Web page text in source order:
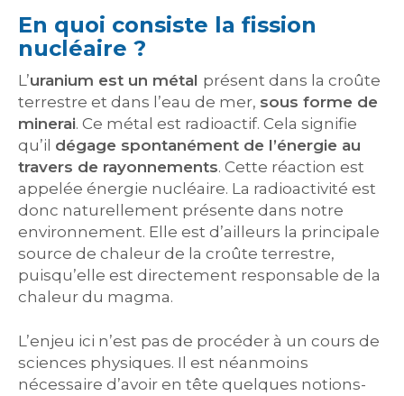
En quoi consiste la fission
nucléaire ?
L’uranium est un métal présent dans la croûte
terrestre et dans l’eau de mer, sous forme de
minerai. Ce métal est radioactif. Cela signifie
qu’il dégage spontanément de l’énergie au
travers de rayonnements. Cette réaction est
appelée énergie nucléaire. La radioactivité est
donc naturellement présente dans notre
environnement. Elle est d’ailleurs la principale
source de chaleur de la croûte terrestre,
puisqu’elle est directement responsable de la
chaleur du magma.
L’enjeu ici n’est pas de procéder à un cours de
sciences physiques. Il est néanmoins
nécessaire d’avoir en tête quelques notions-